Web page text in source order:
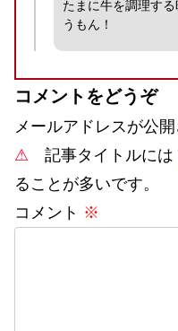
たまに牛を調理す
うもん！
コメントをどうぞ
メールアドレスが公
⚠ 記事タイトルには
ることが多いです。
コメント ※